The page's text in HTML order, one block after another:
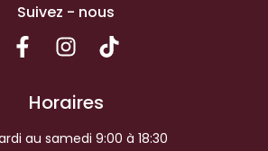
Suivez - nous
Horaires
au samedi 9:00 à 18:30